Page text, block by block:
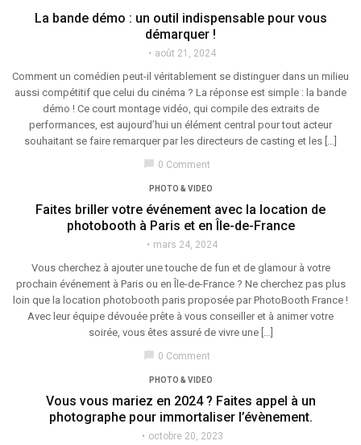
La bande démo : un outil indispensable pour vous
démarquer !
août 21, 2024
Comment un comédien peut-il véritablement se distinguer dans un milieu
aussi compétitif que celui du cinéma ? La réponse est simple : la bande
démo ! Ce court montage vidéo, qui compile des extraits de
performances, est aujourd’hui un élément central pour tout acteur
souhaitant se faire remarquer par les directeurs de casting et les […]
0 Comment
PHOTO & VIDEO
Faites briller votre événement avec la location de
photobooth à Paris et en Île-de-France
mars 24, 2024
Vous cherchez à ajouter une touche de fun et de glamour à votre
prochain événement à Paris ou en Île-de-France ? Ne cherchez pas plus
loin que la location photobooth paris proposée par PhotoBooth France !
Avec leur équipe dévouée prête à vous conseiller et à animer votre
soirée, vous êtes assuré de vivre une […]
0 Comment
PHOTO & VIDEO
Vous vous mariez en 2024 ? Faites appel à un
photographe pour immortaliser l’évènement.
octobre 20, 2023